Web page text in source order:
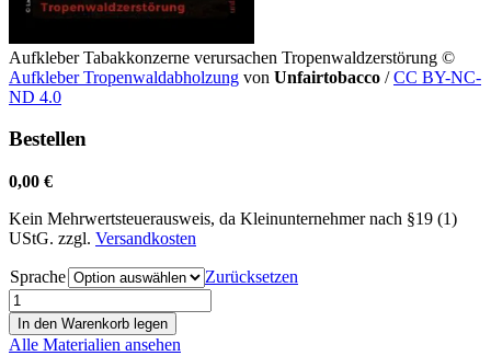
Aufkleber Tabakkonzerne verursachen Tropenwaldzerstörung ©
Aufkleber Tropenwaldabholzung von Unfairtobacco /CC BY-NC-
ND 4.0
Bestellen
0,00 €
Kein Mehrwertsteuerausweis, da Kleinunternehmer nach §19 (1)
UStG. zzgl. Versandkosten
Sprache
Zurücksetzen
Aufkleber
Abholzung
Menge
In den Warenkorb legen
Alle Materialien ansehen